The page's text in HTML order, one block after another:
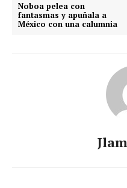
Noboa pelea con
fantasmas y apuñala a
México con una calumnia